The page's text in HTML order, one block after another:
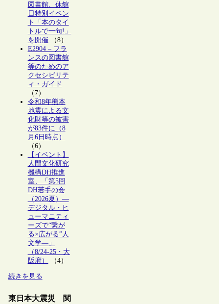
図書館、休館
日特別イベン
ト「本のタイ
トルで一句!」
を開催（8）
E2904 – フラ
ンスの図書館
等のためのア
クセシビリテ
ィ・ガイド
（7）
令和8年熊本
地震による文
化財等の被害
が83件に（8
月6日時点）
（6）
【イベント】
人間文化研究
機構DH推進
室、「第5回
DH若手の会
（2026夏）―
デジタル・ヒ
ューマニティ
ーズで“繋が
る×広がる”人
文学―」
（8/24-25・大
阪府）
（4）
続きを見る
東日本大震災 関